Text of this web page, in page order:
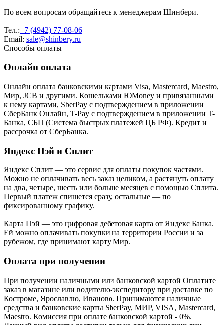
По всем вопросам обращайтесь к менеджерам Шинбери.
Тел.:+7 (4942) 77-08-06
Email: sale@shinbery.ru
Способы оплаты
Онлайн оплата
Онлайн оплата банковскими картами Visa, Mastercard, Maestro,
Мир, JCB и другими. Кошельками ЮMoney и привязанными
к нему картами, SberPay с подтверждением в приложении
СберБанк Онлайн, T-Pay с подтверждением в приложении T-
Банка, СБП (Система быстрых платежей ЦБ РФ). Кредит и
рассрочка от СберБанка.
Яндекс Пэй и Сплит
Яндекс Cплит — это сервис для оплаты покупок частями.
Можно не оплачивать весь заказ целиком, а растянуть оплату
на два, четыре, шесть или больше месяцев с помощью Сплита.
Первый платеж спишется сразу, остальные — по
фиксированному графику.
Карта Пэй — это цифровая дебетовая карта от Яндекс Банка.
Ей можно оплачивать покупки на территории России и за
рубежом, где принимают карту Мир.
Оплата при получении
При получении наличными или банковской картой Оплатите
заказ в магазине или водителю-экспедитору при доставке по
Костроме, Ярославлю, Иваново. Принимаются наличные
средства и банковские карты SberPay, МИР, VISA, Mastercard,
Maestro. Комиссия при оплате банковской картой - 0%.